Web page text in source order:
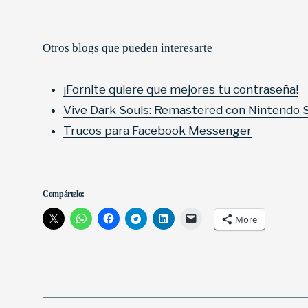
Otros blogs que pueden interesarte
¡Fornite quiere que mejores tu contraseña!
Vive Dark Souls: Remastered con Nintendo
Trucos para Facebook Messenger
Compártelo:
More